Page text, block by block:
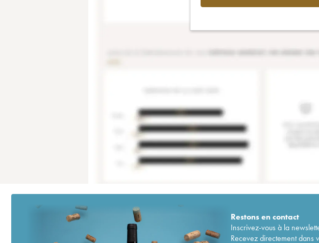
Restons encontact
Inscrivez-vous à la
Recevez directement dans